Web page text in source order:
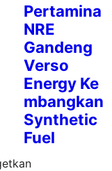
Pertamina
NRE
Gandeng
Verso
Energy Ke
mbangkan
Synthetic
Fuel